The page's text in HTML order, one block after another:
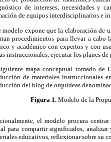
de intereses, necesidades y
de equipos interdisciplinarios e
modelo expone que la elaboración de
procedimientos para llevar a
y académico con expertos y con
instruccionales, ejecutar los planes
mapa conceptual tomado de
de materiales instruccionales
del blog de orquídeas
Figura 1. Modelo de la
el modelo procura
para compartir significados,
educativos, reflexionar sobre su